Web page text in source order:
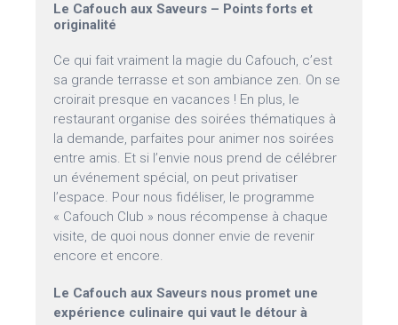
Le Cafouch aux Saveurs – Points forts et
originalité
Ce qui fait vraiment la magie du Cafouch, c’est
sa grande terrasse et son ambiance zen. On se
croirait presque en vacances ! En plus, le
restaurant organise des soirées thématiques à
la demande, parfaites pour animer nos soirées
entre amis. Et si l’envie nous prend de célébrer
un événement spécial, on peut privatiser
l’espace. Pour nous fidéliser, le programme
« Cafouch Club » nous récompense à chaque
visite, de quoi nous donner envie de revenir
encore et encore.
Le Cafouch aux Saveurs nous promet une
expérience culinaire qui vaut le détour à